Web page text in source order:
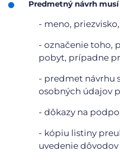
Predmetný návrh
- meno,
- označenie toho,
pobyt, prípadne
- predmet návrhu
osobných údajov
- dôkazy na
- kópiu listiny
uvedenie